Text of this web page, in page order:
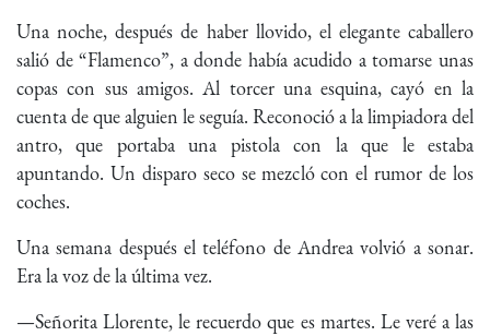
Una noche, después de haber llovido, el elegante caballero
salió de “Flamenco”, a donde había acudido a tomarse unas
copas con sus amigos. Al torcer una esquina, cayó en la
cuenta de que alguien le seguía. Reconoció a la limpiadora del
antro, que portaba una pistola con la que le estaba
apuntando. Un disparo seco se mezcló con el rumor de los
coches.
Una semana después el teléfono de Andrea volvió a sonar.
Era la voz de la última vez.
—Señorita Llorente, le recuerdo que es martes. Le veré a las